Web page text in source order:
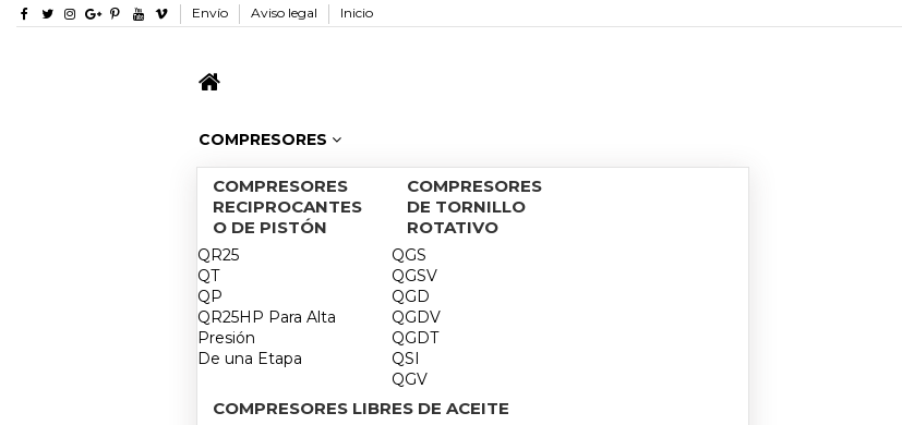
Envío Aviso legal Inicio
COMPRESORES
COMPRESORES
RECIPROCANTES
O DE PISTÓN
QR25
QT
QP
QR25HP Para Alta
Presión
De una Etapa
COMPRESORES
DE TORNILLO
ROTATIVO
QGS
QGSV
QGD
QGDV
QGDT
QSI
QGV
COMPRESORES LIBRES DE ACEITE